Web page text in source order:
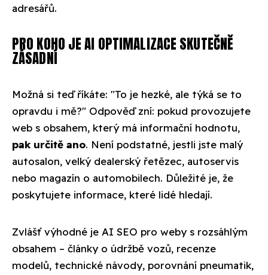
adresářů.
PRO KOHO JE AI OPTIMALIZACE SKUTEČNĚ
ZÁSADNÍ
Možná si teď říkáte: "To je hezké, ale týká se to
opravdu i mě?" Odpověď zní: pokud provozujete
web s obsahem, který má informační hodnotu,
pak určitě ano. Není podstatné, jestli jste malý
autosalon, velký dealerský řetězec, autoservis
nebo magazín o automobilech. Důležité je, že
poskytujete informace, které lidé hledají.
Zvlášť výhodné je AI SEO pro weby s rozsáhlým
obsahem – články o údržbě vozů, recenze
modelů, technické návody, porovnání pneumatik,